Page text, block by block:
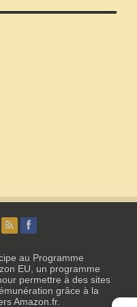
au Programme
EU, un programme
permettre à des sites
grâce à la
Amazon.fr.